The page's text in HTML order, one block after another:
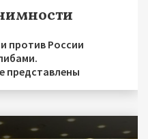
против России
представлены